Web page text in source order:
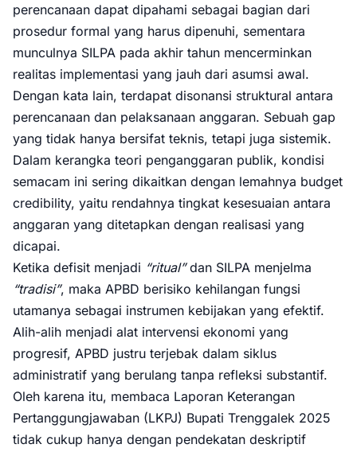
perencanaan dapat dipahami sebagai bagian dari
prosedur formal yang harus dipenuhi, sementara
munculnya SILPA pada akhir tahun mencerminkan
realitas implementasi yang jauh dari asumsi awal.
Dengan kata lain, terdapat disonansi struktural antara
perencanaan dan pelaksanaan anggaran. Sebuah gap
yang tidak hanya bersifat teknis, tetapi juga sistemik.
Dalam kerangka teori penganggaran publik, kondisi
semacam ini sering dikaitkan dengan lemahnya budget
credibility, yaitu rendahnya tingkat kesesuaian antara
anggaran yang ditetapkan dengan realisasi yang
dicapai.
Ketika defisit menjadi “ritual”dan SILPA menjelma
“tradisi”, maka APBD berisiko kehilangan fungsi
utamanya sebagai instrumen kebijakan yang efektif.
Alih-alih menjadi alat intervensi ekonomi yang
progresif, APBD justru terjebak dalam siklus
administratif yang berulang tanpa refleksi substantif.
Oleh karena itu, membaca Laporan Keterangan
Pertanggungjawaban (LKPJ) Bupati Trenggalek 2025
tidak cukup hanya dengan pendekatan deskriptif